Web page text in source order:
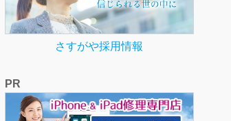
さすがや採用情報
PR